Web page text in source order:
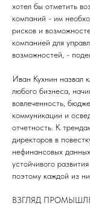
хотел бы отметить
компаний - им
рисков и
компанией для
возможностей, -
Иван Кухнин назвал
любого бизнеса,
вовлеченность,
коммуникации и
отчетность. К
директоров в
нефинансовых
устойчивого
поэтому каждой из
ВЗГЛЯД